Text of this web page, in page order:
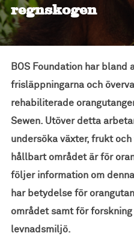
regnskogen
BOS Foundation har bland
frisläppningarna och
rehabiliterade
Sewen. Utöver detta
undersöka växter, frukt
hållbart området är för
följer information om
har betydelse för
området samt för
levnadsmiljö.